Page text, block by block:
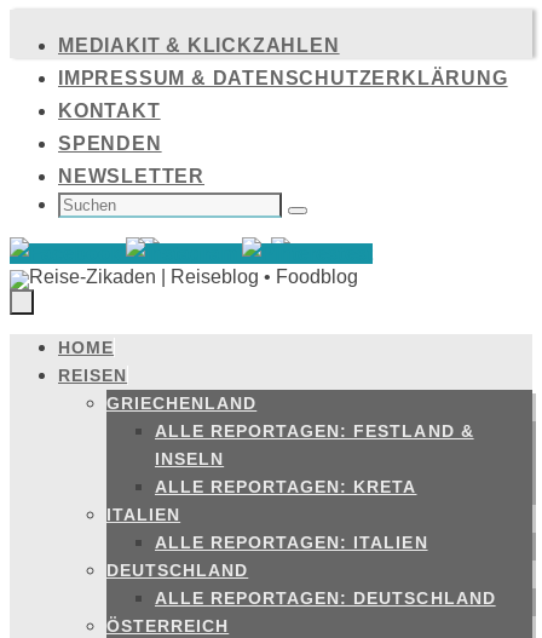
Inhalt
springen
MEDIAKIT & KLICKZAHLEN
IMPRESSUM & DATENSCHUTZERKLÄRUNG
KONTAKT
SPENDEN
NEWSLETTER
SUCHEN
NACH: Suchen
Zum
Inhalt
springen
HOME
REISEN
GRIECHENLAND
ALLE REPORTAGEN: FESTLAND &
INSELN
ALLE REPORTAGEN: KRETA
ITALIEN
ALLE REPORTAGEN: ITALIEN
DEUTSCHLAND
ALLE REPORTAGEN: DEUTSCHLAND
ÖSTERREICH